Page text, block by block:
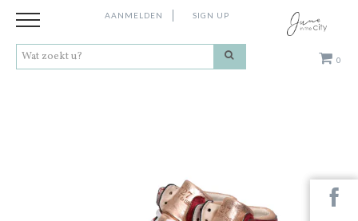
0
AANMELDEN SIGN UP